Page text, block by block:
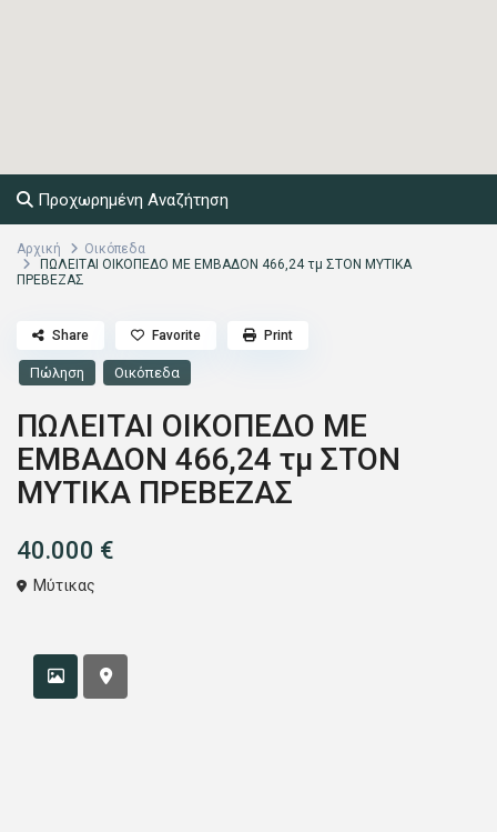
Προχωρημένη Αναζήτηση
Αρχική
Οικόπεδα
ΠΩΛΕΙΤΑΙ ΟΙΚΟΠΕΔΟ ΜΕ ΕΜΒΑΔΟΝ 466,24 τμ ΣΤΟΝ ΜΥΤΙΚΑ
ΠΡΕΒΕΖΑΣ
Πώληση Οικόπεδα
ΠΩΛΕΙΤΑΙ ΟΙΚΟΠΕΔΟ ΜΕ
ΕΜΒΑΔΟΝ 466,24 τμ ΣΤΟΝ
ΜΥΤΙΚΑ ΠΡΕΒΕΖΑΣ
40.000 €
Μύτικας
Share Favorite Print